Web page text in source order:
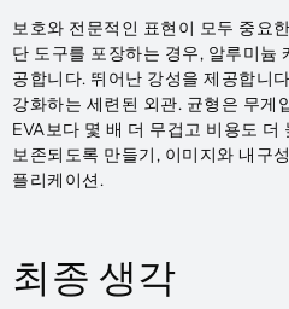
보호와 전문적인 표현이 모두 중요
단 도구를 포장하는 경우, 알루미늄
공합니다. 뛰어난 강성을 제공합니
강화하는 세련된 외관. 균형은 무게
EVA보다 몇 배 더 무겁고 비용도
보존되도록 만들기, 이미지와 내구
플리케이션.
최종 생각